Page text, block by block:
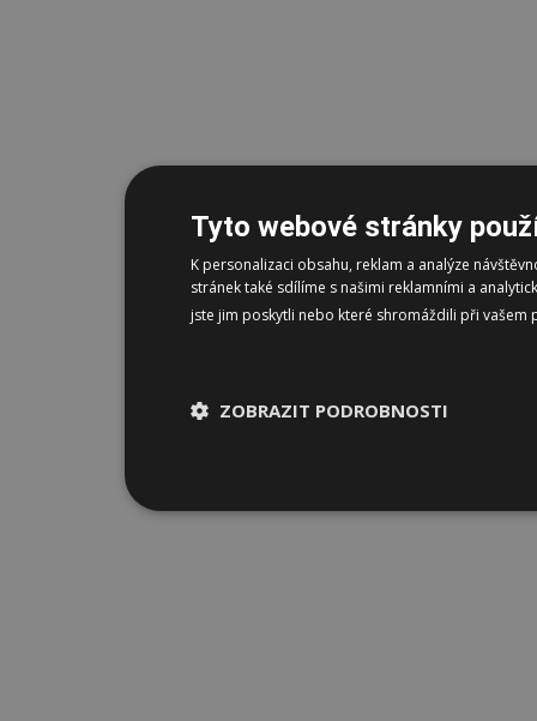
Tyto webové stránky
K personalizaci obsahu, reklam a analýze
stránek také sdílíme s našimi reklamními a
jste jim poskytli nebo které shromáždili při vašem
ZOBRAZIT PODROBNOSTI